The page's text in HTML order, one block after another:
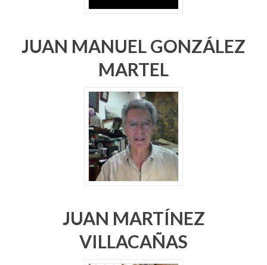
JUAN MANUEL GONZÁLEZ
MARTEL
JUAN MARTÍNEZ
VILLACAÑAS